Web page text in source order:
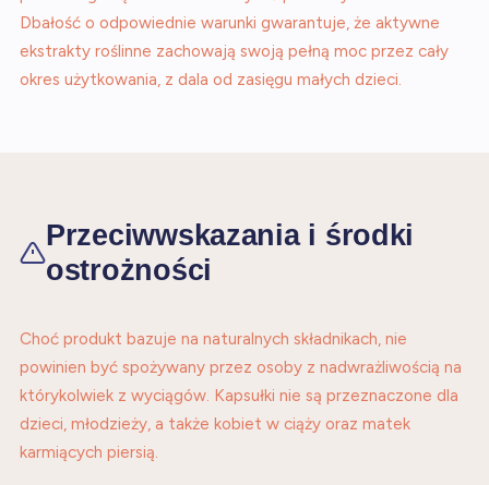
Dbałość o odpowiednie warunki gwarantuje, że aktywne
ekstrakty roślinne zachowają swoją pełną moc przez cały
okres użytkowania, z dala od zasięgu małych dzieci.
Przeciwwskazania i środki
ostrożności
Choć produkt bazuje na naturalnych składnikach, nie
powinien być spożywany przez osoby z nadwrażliwością na
którykolwiek z wyciągów. Kapsułki nie są przeznaczone dla
dzieci, młodzieży, a także kobiet w ciąży oraz matek
karmiących piersią.